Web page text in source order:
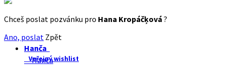
Chceš poslat pozvánku pro Hana Kropáčķová ?
Ano, poslat Zpět
Hanča
Veřejný wishlist
Hanča